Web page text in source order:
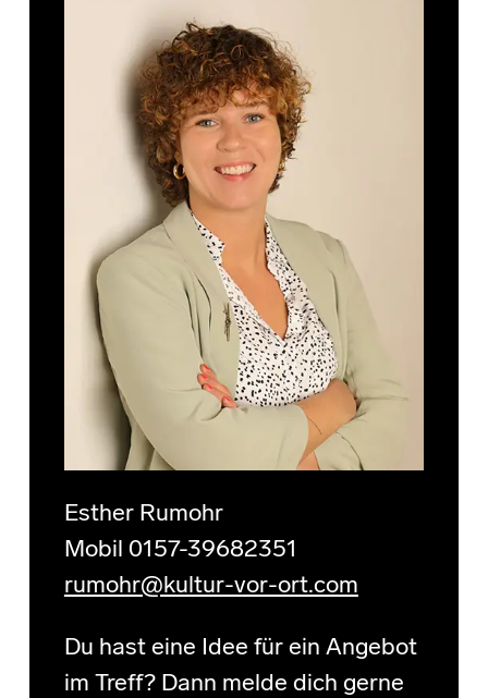
Esther Rumohr
Mobil 0157-39682351
rumohr@kultur-vor-ort.com
Du hast eine Idee für ein Angebot
im Treff? Dann melde dich gerne